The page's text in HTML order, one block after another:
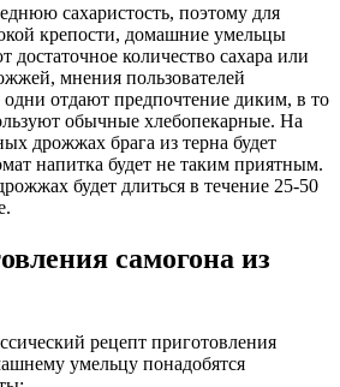
сахаристость, поэтому для
крепости, домашние умельцы
достаточное количество сахара или
мнения пользователей
отдают предпочтение диким, в то
обычные хлебопекарные. На
дрожжах брага из терна будет
напитка будет не таким приятным.
будет длиться в течение 25-50
самогона из
рецепт приготовления
умельцу понадобятся